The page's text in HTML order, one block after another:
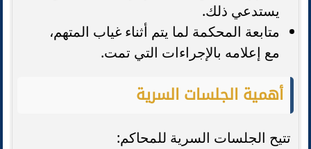
يستدعي ذلك.
متابعة المحكمة لما يتم أثناء غياب المتهم،
مع إعلامه بالإجراءات التي تمت.
أهمية الجلسات السرية
تتيح الجلسات السرية للمحاكم: